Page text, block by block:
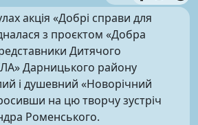
акція «Добрі справи для
з проєктом «Добра
Дитячого
Дарницького району
і душевний «Новорічний
на цю творчу зустріч
Роменського.